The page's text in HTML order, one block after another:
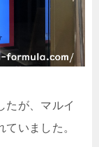
たが、マルイ
いました。